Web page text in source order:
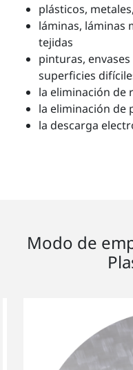
plásticos,
láminas, láminas
tejidas
pinturas,
superficies
la eliminación de
la eliminación de
la descarga
Modo de